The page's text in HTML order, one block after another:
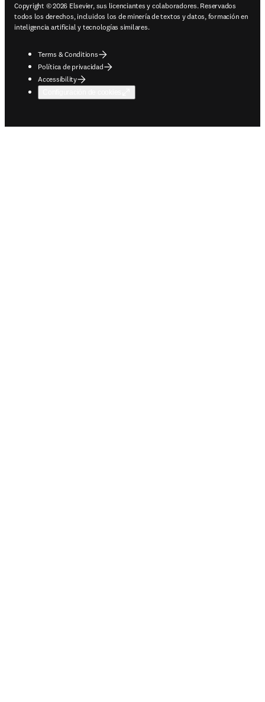
Copyright © 2026 Elsevier, sus licenciantes y colaboradores. Reservados
todos los derechos, incluidos los de minería de textos y datos, formación en
inteligencia artificial y tecnologías similares.
Terms & Conditions
Política de privacidad
Accessibility